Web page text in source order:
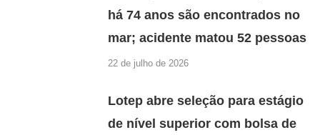
há 74 anos são encontrados no
mar; acidente matou 52 pessoas
22 de julho de 2026
Lotep abre seleção para estágio
de nível superior com bolsa de